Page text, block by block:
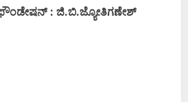
ಫೌಂಡೇಷನ್ : ಜಿ.ಬಿ.ಜ್ಯೋತಿಗಣೇಶ್